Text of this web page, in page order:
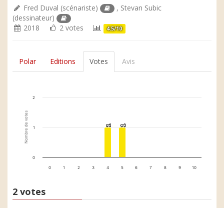
Fred Duval (scénariste) , Stevan Subic
(dessinateur)
2018
2 votes 4.5/10
Polar Editions Votes Avis
Nombre de votes 1
1 1
1
0 1 2 3 4 5 6 7 8 9 10
0
1
2
2 votes